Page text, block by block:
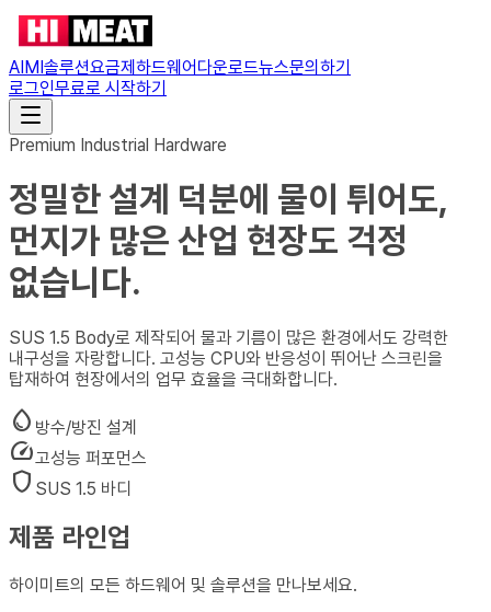
AIMI솔루션요금제하드웨어 다운로드뉴스문의하기
로그인무료로 시작하기
Premium Industrial Hardware
정밀한 설계 덕분에 물이 튀어도,
먼지가 많은 산업 현장도 걱정
없습니다.
SUS 1.5 Body로 제작되어 물과 기름이 많은 환경에서도 강력한
내구성을 자랑합니다. 고성능 CPU와 반응성이 뛰어난 스크린을
탑재하여 현장에서의 업무 효율을 극대화합니다.
water_drop 방수/방진 설계
speed고성능 퍼포먼스
shield SUS 1.5 바디
제품 라인업
하이미트의 모든 하드웨어 및 솔루션을 만나보세요.